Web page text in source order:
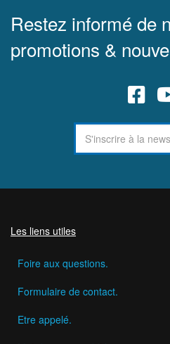
Restez informé de
promotions &
Les liens utiles
Foire aux questions.
Formulaire de contact.
Etre appelé.